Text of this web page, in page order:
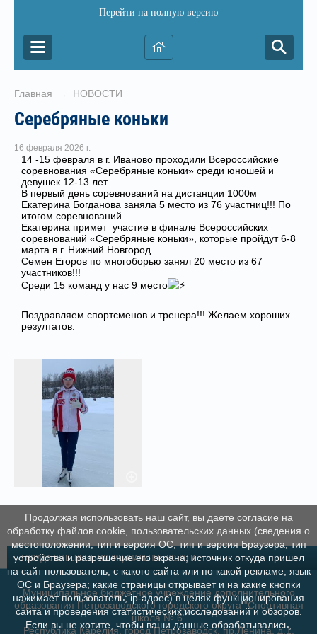
Перейти на полную версию
Главная → НОВОСТИ
Серебряные коньки
16 февраля 2026 г.
14 -15 февраля в г. Иваново проходили Всероссийские
соревнования «Серебряные коньки» среди юношей и
девушек 12-13 лет.
В первый день соревнований на дистанции 1000м
Екатерина Богданова заняла 5 место из 76 участниц!!! По
итогом соревнований
Екатерина примет участие в финале Всероссийских
соревнований «Серебряные коньки», которые пройдут 6-8
марта в г. Нижний Новгород.
Семен Егоров по многоборью занял 20 место из 67
участников!!!
Среди 15 команд у нас 9 место
Поздравляем спортсменов и тренера!!! Желаем хороших
резултатов.
ГОСУДАРСТВЕННЫЕ МУНИЦИПАЛЬНЫЕ УСЛУГИ
Муниципальное бюджетное учреждение дополнительного
образования Петрозаводского городского округа "Спортивная
школа № 6"
Республика Карелия, город Петрозаводск, пр.Ленина, д.1,
Продолжая использовать наш сайт, вы даете согласие на
обработку файлов cookie, пользовательских данных (сведения о
местоположении; тип и версия ОС; тип и версия Браузера; тип
устройства и разрешение его экрана; источник откуда пришел
на сайт пользователь; с какого сайта или по какой рекламе; язык
ОС и Браузера; какие страницы открывает и на какие кнопки
нажимает пользователь; ip-адрес) в целях функционирования
сайта и проведения статистических исследований и обзоров.
Если вы не хотите, чтобы ваши данные обрабатывались,